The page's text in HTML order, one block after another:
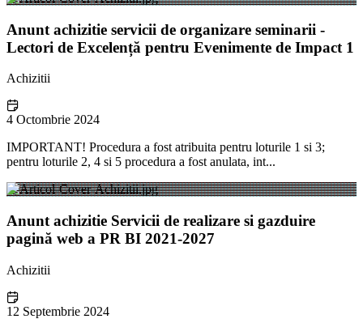
Anunt achizitie servicii de organizare seminarii -
Lectori de Excelență pentru Evenimente de Impact 1
Achizitii
4 Octombrie 2024
IMPORTANT! Procedura a fost atribuita pentru loturile 1 si 3;
pentru loturile 2, 4 si 5 procedura a fost anulata, int...
Anunt achizitie Servicii de realizare si gazduire
pagină web a PR BI 2021-2027
Achizitii
12 Septembrie 2024